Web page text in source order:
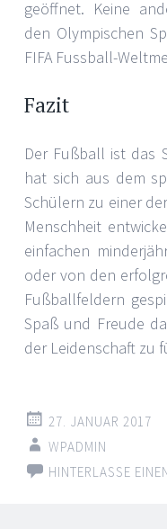
geöffnet. Keine
den Olympischen
FIFA Fussball-
Fazit
Der Fußball ist das
hat sich aus dem
Schülern zu einer
Menschheit
einfachen
oder von den
Fußballfeldern
Spaß und Freude
der Leidenschaft zu
27. JANUAR 2017
WPADMIN
HINTERLASSE